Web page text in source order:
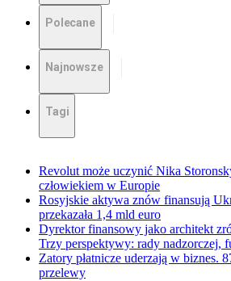
Polecane
Najnowsze
Tagi
Revolut może uczynić Nika
człowiekiem w Europie
Rosyjskie aktywa znów finansują
przekazała 1,4 mld euro
Dyrektor finansowy jako architekt
Trzy perspektywy: rady nadzorczej,
Zatory płatnicze uderzają w biznes.
przelewy